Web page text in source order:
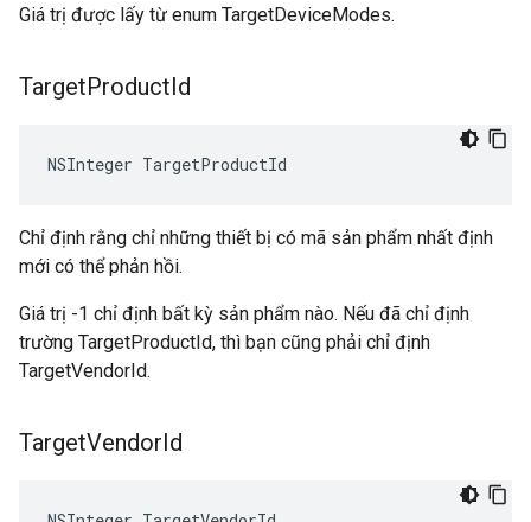
Giá trị được lấy từ enum TargetDeviceModes.
TargetProductId
NSInteger TargetProductId
Chỉ định rằng chỉ những thiết bị có mã sản phẩm nhất định
mới có thể phản hồi.
Giá trị -1 chỉ định bất kỳ sản phẩm nào. Nếu đã chỉ định
trường TargetProductId, thì bạn cũng phải chỉ định
TargetVendorId.
TargetVendorId